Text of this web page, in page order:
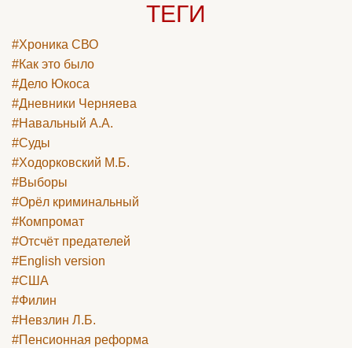
ТЕГИ
#Хроника СВО
#Как это было
#Дело Юкоса
#Дневники Черняева
#Навальный А.А.
#Суды
#Ходорковский М.Б.
#Выборы
#Орёл криминальный
#Компромат
#Отсчёт предателей
#English version
#США
#Филин
#Невзлин Л.Б.
#Пенсионная реформа